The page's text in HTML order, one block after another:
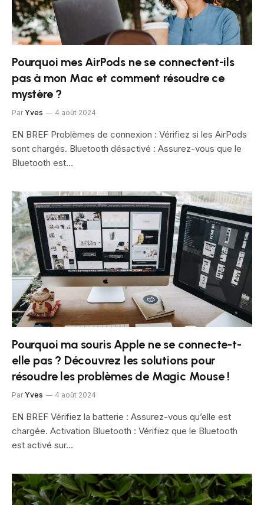
Pourquoi mes AirPods ne se connectent-ils
pas à mon Mac et comment résoudre ce
mystère ?
Par Yves 4 août 2024
EN BREF Problèmes de connexion : Vérifiez si les AirPods
sont chargés. Bluetooth désactivé : Assurez-vous que le
Bluetooth est…
Pourquoi ma souris Apple ne se connecte-t-
elle pas ? Découvrez les solutions pour
résoudre les problèmes de Magic Mouse !
Par Yves 4 août 2024
EN BREF Vérifiez la batterie : Assurez-vous qu’elle est
chargée. Activation Bluetooth : Vérifiez que le Bluetooth
est activé sur…